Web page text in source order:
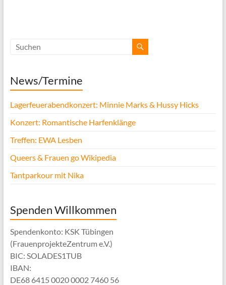
News/Termine
Lagerfeuerabendkonzert: Minnie Marks & Hussy Hicks
Konzert: Romantische Harfenklänge
Treffen: EWA Lesben
Queers & Frauen go Wikipedia
Tantparkour mit Nika
Spenden Willkommen
Spendenkonto: KSK Tübingen
(FrauenprojekteZentrum e.V.)
BIC: SOLADES1TUB
IBAN:
DE68 6415 0020 0002 7460 56